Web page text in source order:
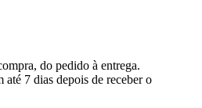
do pedido à entrega.
até 7 dias depois de receber o